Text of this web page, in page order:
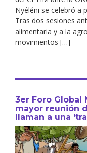
Nyéléni se celebró a
Tras dos sesiones
alimentaria y a la
movimientos […]
3er Foro Global
mayor reunión
llaman a una